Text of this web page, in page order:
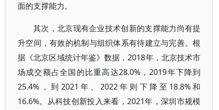
面的支撑能力。
其次，北京现有企业技术创新的支撑能力尚有提
升空间，有效的机制与组织体系有待建立与完善。根
据《北京区域统计年鉴》数据，2018年，北京技术市
场成交额占全国的比重高达28.0%，2019年下降到
25.4%，到2021年、2022年则下降至18.8%和
16.6%。从科技创新投入来看，2021年，深圳市规模